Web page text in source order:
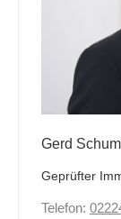
Gerd
Geprüfter
Telefon: